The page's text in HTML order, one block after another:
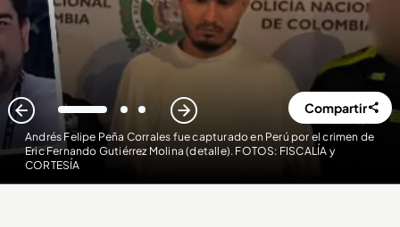
Andrés Felipe Peña Corrales fue capturado en Perú por el crimen de
Eric Fernando Gutiérrez Molina (detalle). FOTOS: FISCALÍA y
CORTESÍA
1 2 3 Compartir